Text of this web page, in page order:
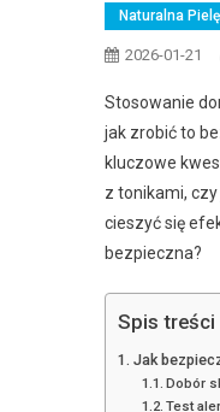
Naturalna
2026-01-21
Stosowanie
jak zrobić to
kluczowe
z tonikami,
cieszyć się
bezpieczna?
Spis treści
Jak
Dobór
Test